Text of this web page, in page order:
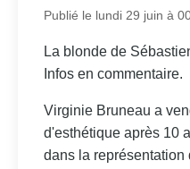
Publié le lundi 29 juin à
La blonde de
Infos en commentaire.
Virginie Bruneau a
d'esthétique après 10
dans la représentation